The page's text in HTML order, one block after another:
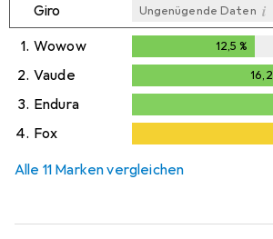
Giro Ungenügende Daten i
1. Wowow 12,5 %
2. Vaude 16,2
3. Endura
21,8%
4. Fox
Alle 11 Marken vergleichen